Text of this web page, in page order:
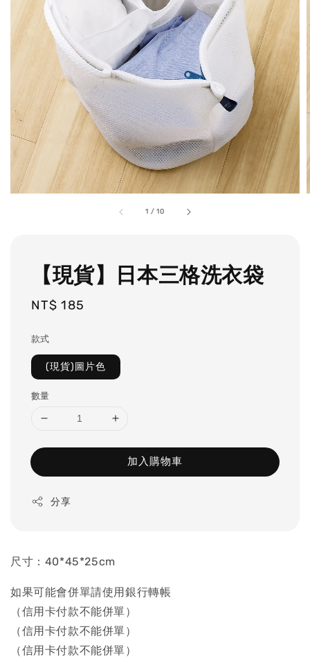
1 /10
【現貨】日本三格洗衣袋
Regular
NT$ 185
款式
(現貨)圖片色
數量
加入購物車
分享
尺寸：40*45*25cm
如果可能會併單請使用銀行轉帳
（信用卡付款不能併單）
（信用卡付款不能併單）
（信用卡付款不能併單）